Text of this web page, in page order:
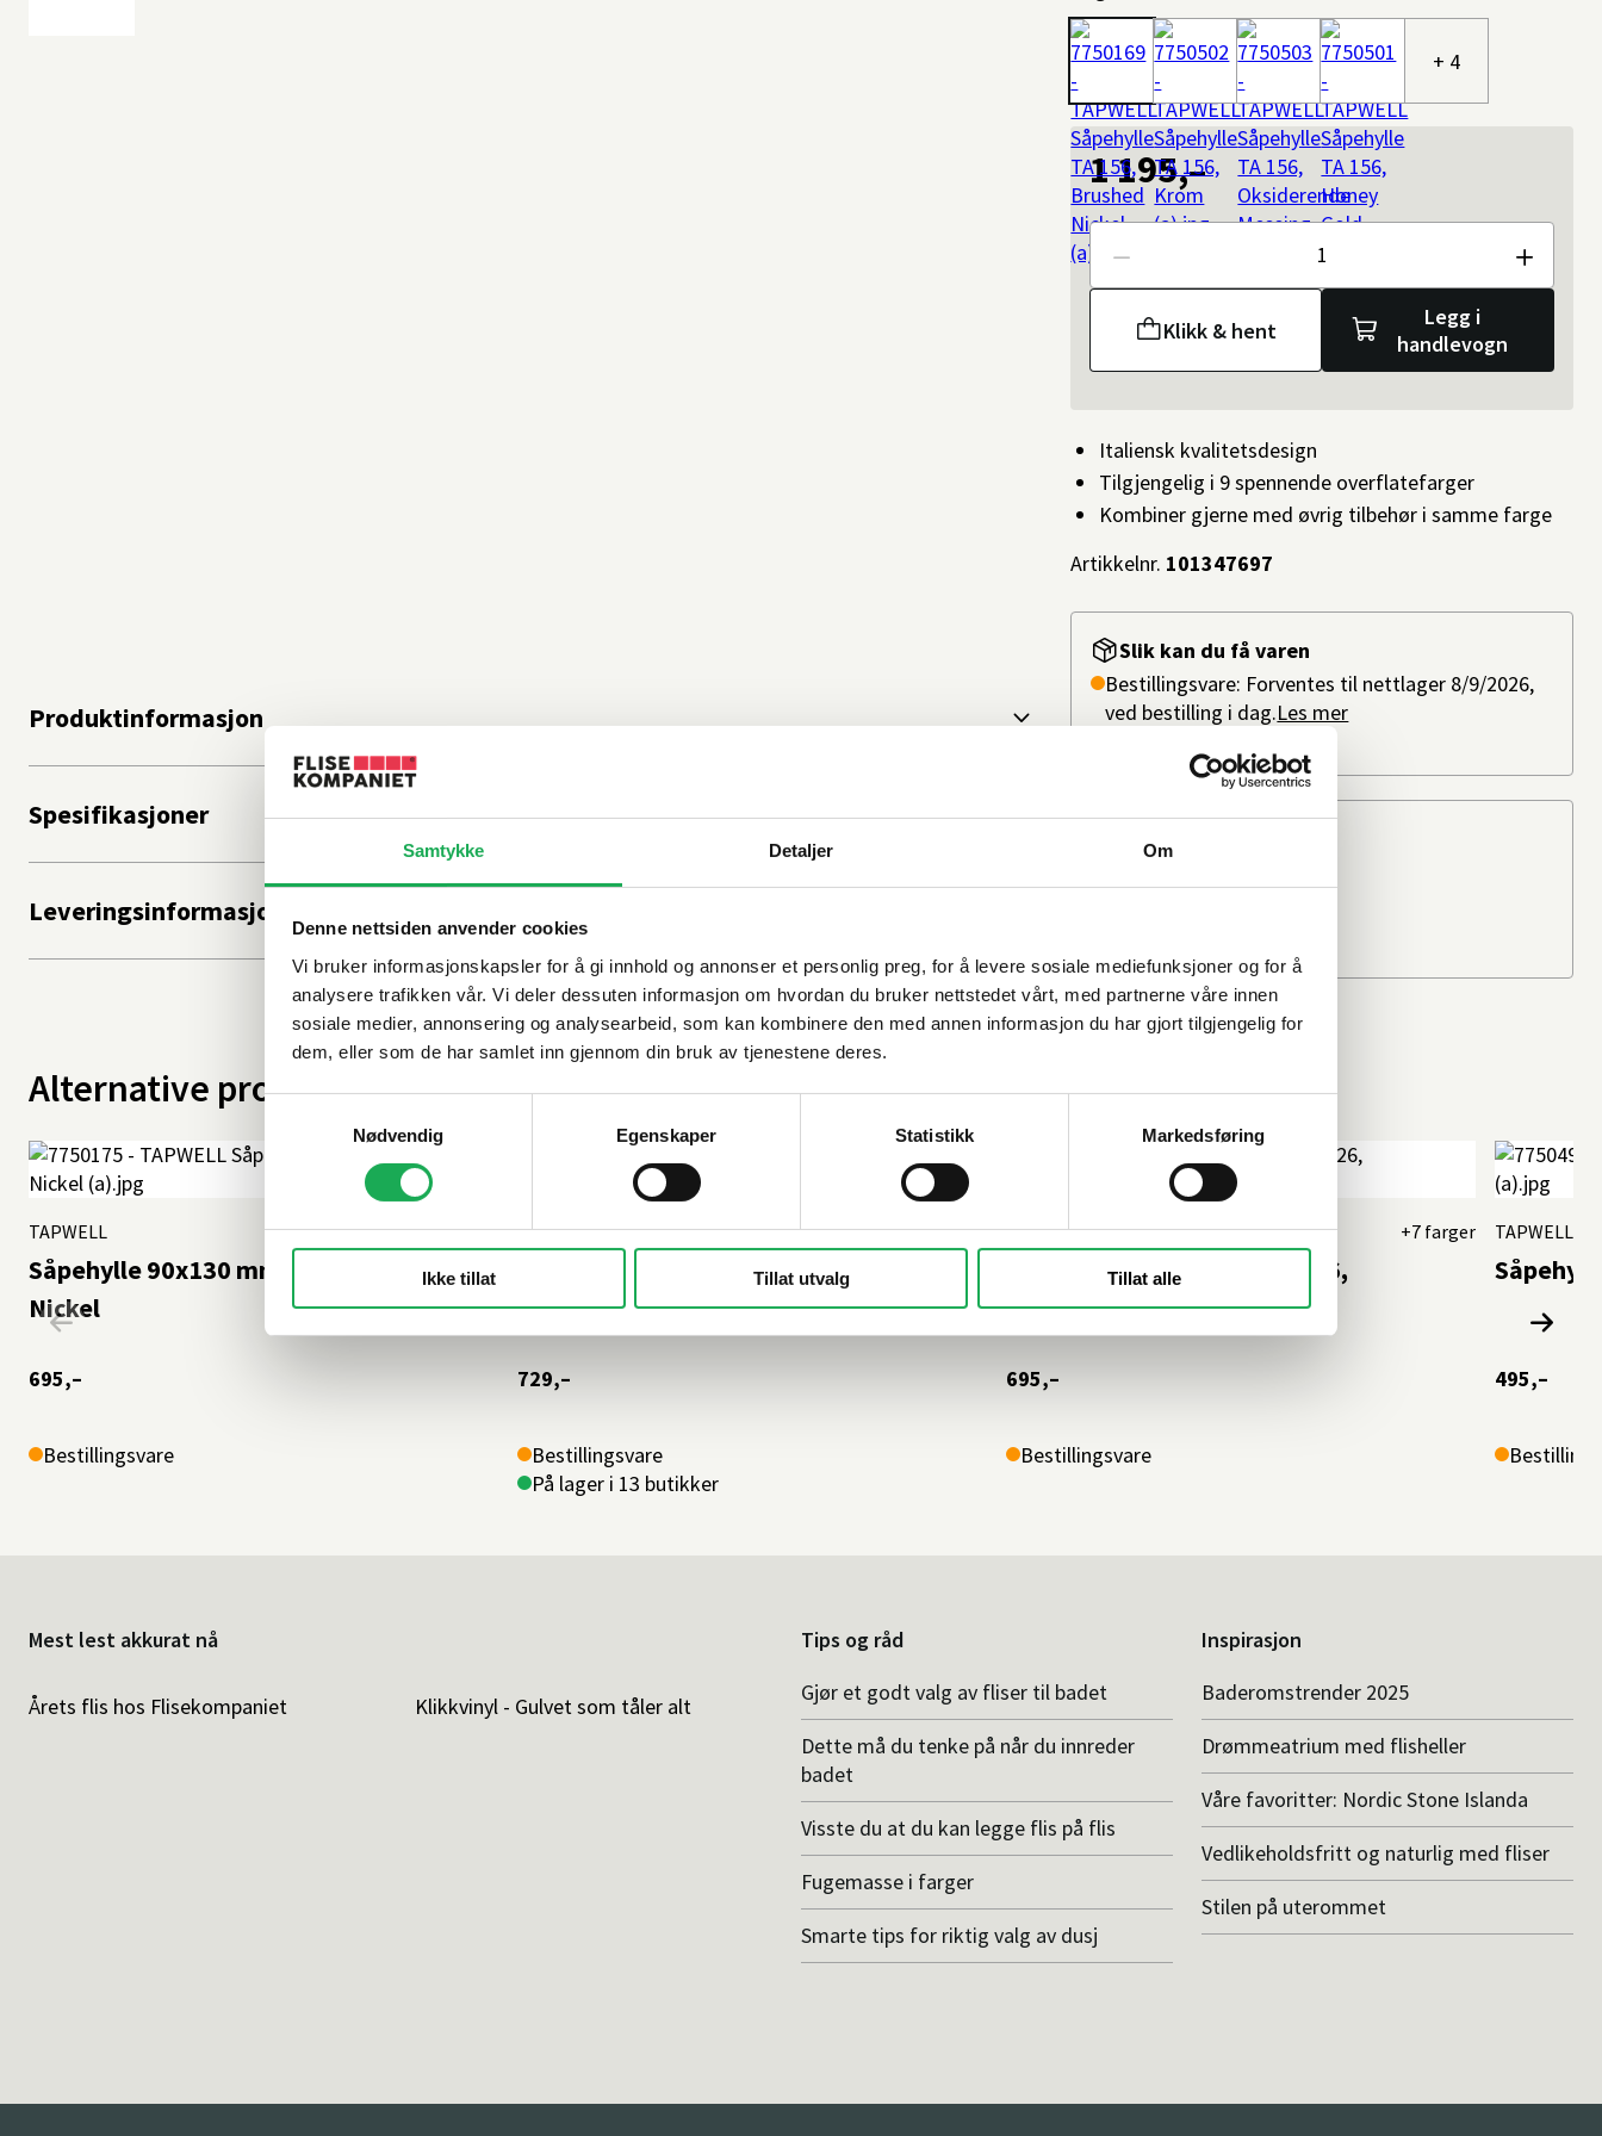
Samtykke Detaljer Om
Denne nettsiden anvender cookies
Vi bruker informasjonskapsler for å gi innhold og annonser et personlig preg, for å levere sosiale mediefunksjoner og for å
analysere trafikken vår. Vi deler dessuten informasjon om hvordan du bruker nettstedet vårt, med partnerne våre innen
sosiale medier, annonsering og analysearbeid, som kan kombinere den med annen informasjon du har gjort tilgjengelig for
dem, eller som de har samlet inn gjennom din bruk av tjenestene deres.
Samtykkevalg
Nødvendig
Egenskaper Statistikk Markedsføring
Ikke tillat Tillat utvalg Tillat alle
+ 4
1 195,–
Antall
Klikk & hent
Legg i
handlevogn
Slik kan du få varen
Bestillingsvare: Forventes til nettlager 8/9/2026,
ved bestilling i dag.Les mer
Italiensk kvalitetsdesign
Tilgjengelig i 9 spennende overflatefarger
Kombiner gjerne med øvrig tilbehør i samme farge
Artikkelnr. 101347697
Beregn frakten
Produktinformasjon
Spesifikasjoner
Leveringsinformasjon
Alternative produkter
Såpehylle 90x130 mm TA 126, Brushed
Nickel
TAPWELL +7 farger
695,–
Bestillingsvare
BASE Selvklebende dusjhylle,
Mattbørstet
BESLAG DESIGN +1 farge
729,–
Bestillingsvare
På lager i 13 butikker
Såpehylle 90x130 mm TA 126,
Oksiderende Messing
TAPWELL +7 farger
695,–
Bestillingsvare
TAPWELL
495,–
Mest lest akkurat nå
Årets flis hos Flisekompaniet Klikkvinyl - Gulvet som tåler alt
Tips og råd
Gjør et godt valg av fliser til badet
Dette må du tenke på når du innreder
badet
Visste du at du kan legge flis på flis
Fugemasse i farger
Smarte tips for riktig valg av dusj
Inspirasjon
Baderomstrender 2025
Drømmeatrium med flisheller
Våre favoritter: Nordic Stone Islanda
Vedlikeholdsfritt og naturlig med fliser
Stilen på uterommet